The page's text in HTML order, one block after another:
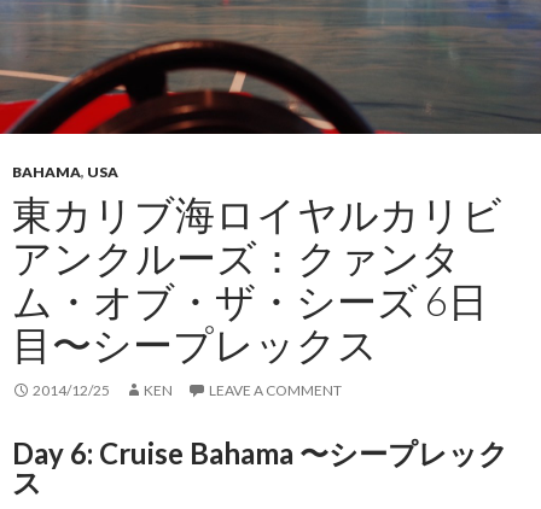
BAHAMA, USA
東カリブ海ロイヤルカリビ
アンクルーズ：クァンタ
ム・オブ・ザ・シーズ 6日
目〜シープレックス
2014/12/25 KEN LEAVE A COMMENT
Day 6: Cruise Bahama 〜シープレック
ス